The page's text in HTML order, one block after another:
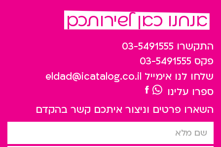
אנחנו כאן לשירותכם
התקשרו 03-5491555
פקס 03-5491555
שלחו לנו אימייל eldad@icatalog.co.il
ספרו עלינו
השארו פרטים וניצור איתכם קשר בהקדם
שם מלא